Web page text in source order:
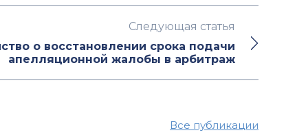
Следующая статья
о восстановлении срока подачи
апелляционной жалобы в арбитраж
Все публикации